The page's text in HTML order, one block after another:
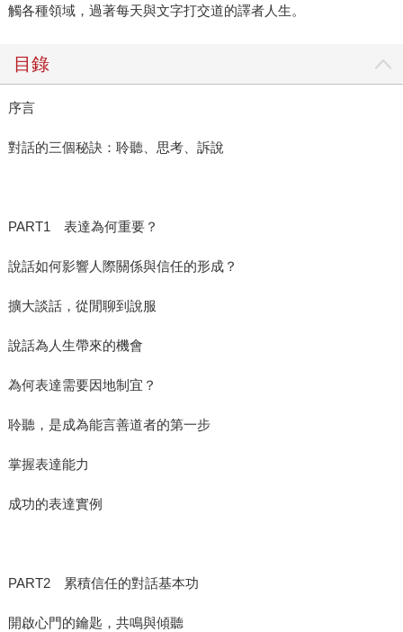
觸各種領域，過著每天與文字打交道的譯者人生。
目錄
序言
對話的三個秘訣：聆聽、思考、訴說
PART1 表達為何重要？
說話如何影響人際關係與信任的形成？
擴大談話，從閒聊到說服
說話為人生帶來的機會
為何表達需要因地制宜？
聆聽，是成為能言善道者的第一步
掌握表達能力
成功的表達實例
PART2 累積信任的對話基本功
開啟心門的鑰匙，共鳴與傾聽